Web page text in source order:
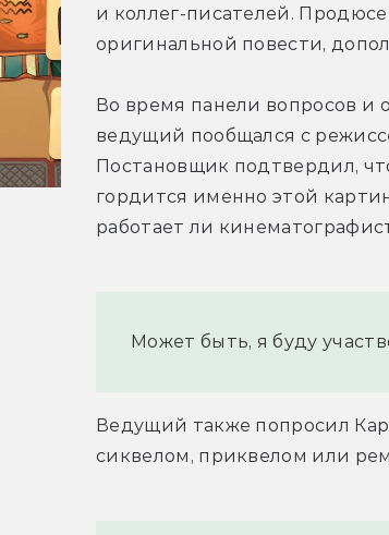
и коллег-писателей.
оригинальной повести,
Во время панели вопросов и
ведущий пообщался с
Постановщик подтвердил,
гордится именно этой
работает ли
Может быть, я буду
Ведущий также попросил
сиквелом, приквелом или